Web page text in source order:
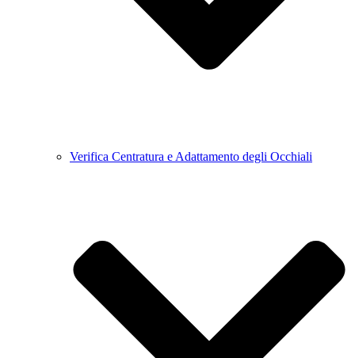
Verifica Centratura e Adattamento degli Occhiali